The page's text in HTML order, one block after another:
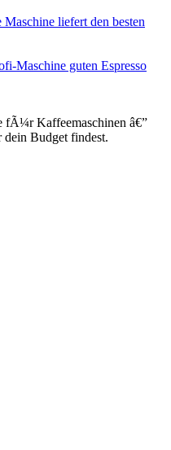
liefert den besten
Maschine guten Espresso
fÃ¼r Kaffeemaschinen â€”
Budget findest.